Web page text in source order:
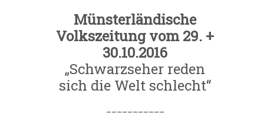
Münsterländische
Volkszeitung vom 29. +
30.10.2016
„Schwarzseher reden
sich die Welt schlecht“